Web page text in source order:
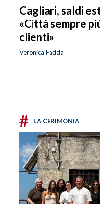
Cagliari, saldi
«Città sempre
clienti»
Veronica Fadda
# LA CERIMONIA